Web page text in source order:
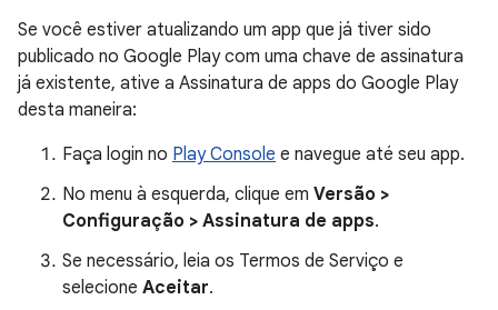
Se você estiver atualizando um app que já tiver sido
publicado no Google Play com uma chave de assinatura
já existente, ative a Assinatura de apps do Google Play
desta maneira:
Faça login no Play Console e navegue até seu app.
No menu à esquerda, clique em Versão >
Configuração > Assinatura de apps.
Se necessário, leia os Termos de Serviço e
selecione Aceitar.